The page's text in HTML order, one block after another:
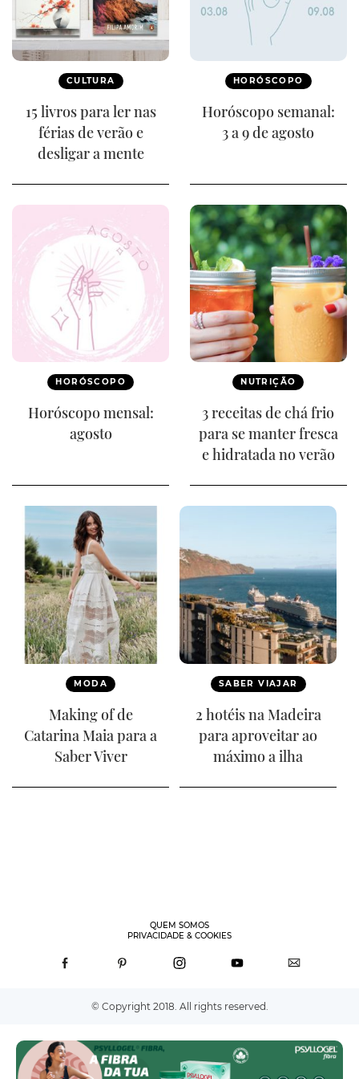
CULTURA
15 livros para ler nas
férias de verão e
desligar a mente
HORÓSCOPO
Horóscopo semanal:
3 a 9 de agosto
HORÓSCOPO
Horóscopo mensal:
agosto
NUTRIÇÃO
3 receitas de chá frio
para se manter fresca
e hidratada no verão
MODA
Making of de
Catarina Maia para a
Saber Viver
SABER VIAJAR
2 hotéis na Madeira
para aproveitar ao
máximo a ilha
QUEM SOMOS
PRIVACIDADE & COOKIES
© Copyright 2018. All rights reserved.